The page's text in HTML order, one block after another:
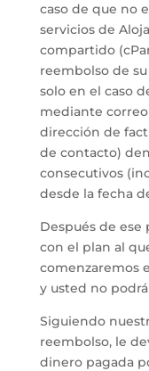
caso de que no
servicios de
compartido
reembolso de
solo en el caso
mediante
dirección de
de contacto)
consecutivos
desde la fecha
Después de
con el plan al
comenzaremos
y usted no
Siguiendo
reembolso, le
dinero pagada